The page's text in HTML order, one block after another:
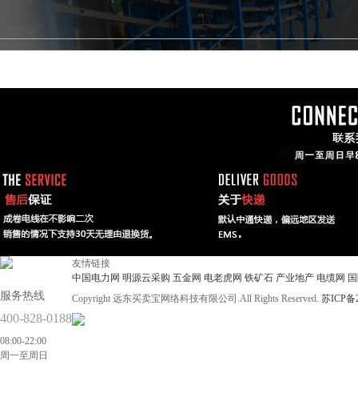
服务热线
400-828-0188
08:00-22:00
周一至周日
友情链接
中国电力网 明源云采购 五金网 电老虎网 铁矿石 产业地产 电缆网
Copyright 远东买卖宝网络科技有限公司.All Rights Reserved. 苏ICP备